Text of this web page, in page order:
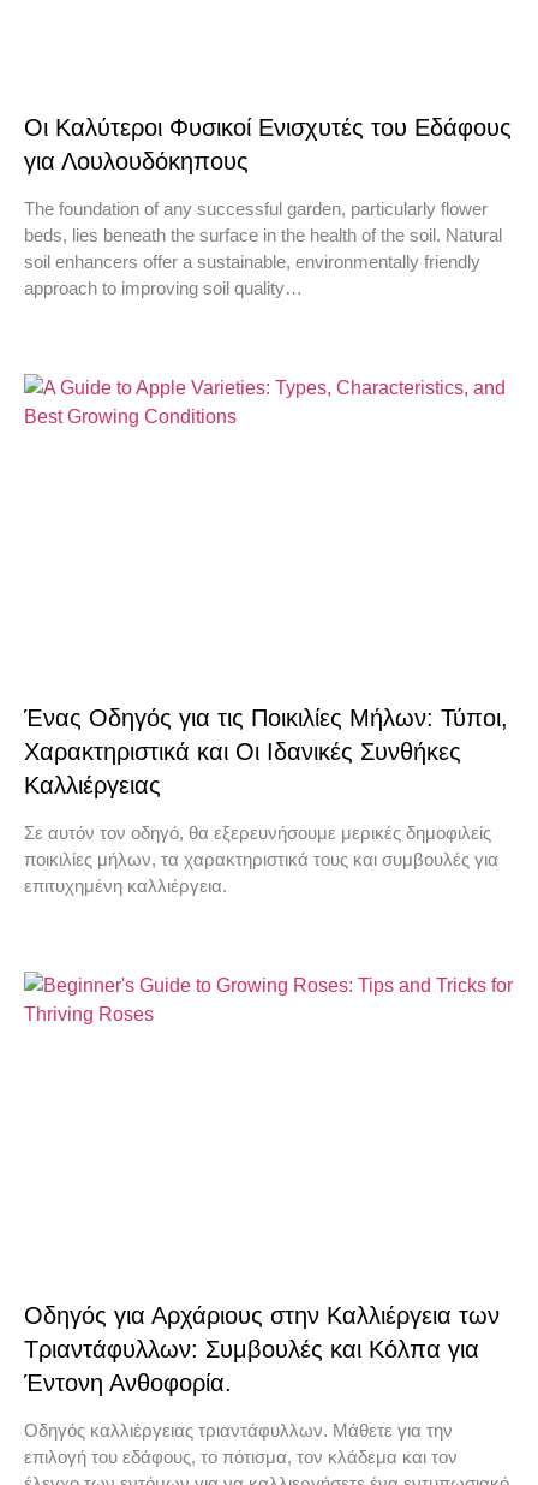
Οι Καλύτεροι Φυσικοί Ενισχυτές του Εδάφους
για Λουλουδόκηπους
The foundation of any successful garden, particularly flower
beds, lies beneath the surface in the health of the soil. Natural
soil enhancers offer a sustainable, environmentally friendly
approach to improving soil quality…
Ένας Οδηγός για τις Ποικιλίες Μήλων: Τύποι,
Χαρακτηριστικά και Οι Ιδανικές Συνθήκες
Καλλιέργειας
Σε αυτόν τον οδηγό, θα εξερευνήσουμε μερικές δημοφιλείς
ποικιλίες μήλων, τα χαρακτηριστικά τους και συμβουλές για
επιτυχημένη καλλιέργεια.
Οδηγός για Αρχάριους στην Καλλιέργεια των
Τριαντάφυλλων: Συμβουλές και Κόλπα για
Έντονη Ανθοφορία.
Οδηγός καλλιέργειας τριαντάφυλλων. Μάθετε για την
επιλογή του εδάφους, το πότισμα, τον κλάδεμα και τον